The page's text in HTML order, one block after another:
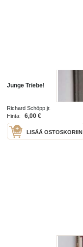
Junge Triebe!
Richard Schöpp jr.
Hinta:
6,00 €
LISÄÄ OSTOSKORIIN